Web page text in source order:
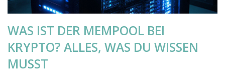
WAS IST DER MEMPOOL BEI
KRYPTO? ALLES, WAS DU WISSEN
MUSST